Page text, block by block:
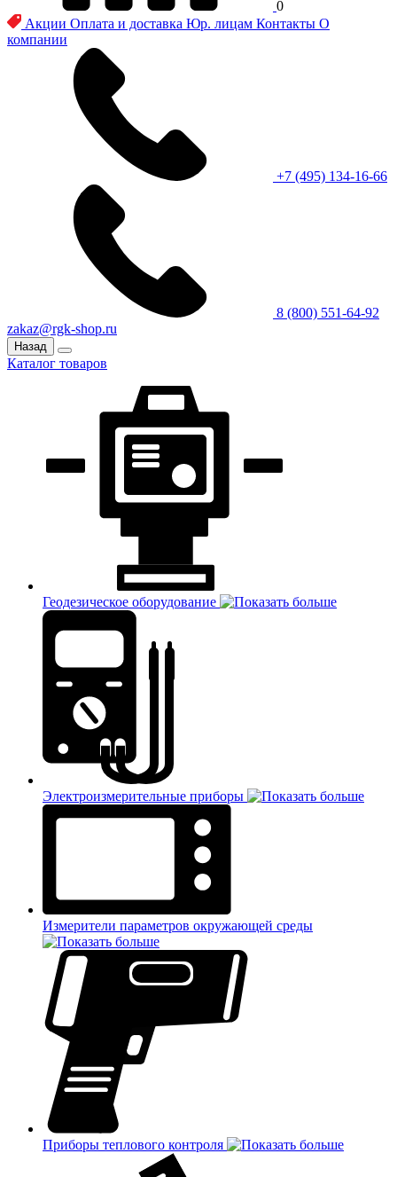
0
Акции Оплата и доставка Юр. лицам Контакты О
компании
+7 (495) 134-16-66
8 (800) 551-64-92
zakaz@rgk-shop.ru
Назад
Каталог товаров
Геодезическое оборудование
Электроизмерительные приборы
Измерители параметров окружающей среды
Приборы теплового контроля